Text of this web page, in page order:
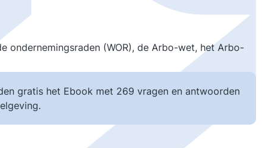
ondernemingsraden (WOR), de Arbo-wet, het Arbo-
gratis het Ebook met 269 vragen en antwoorden